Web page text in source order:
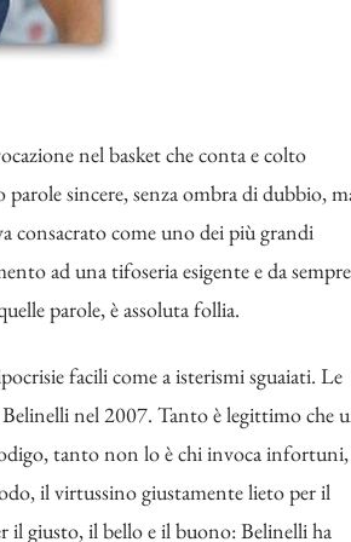
nel basket che conta e colto
sincere, senza ombra di dubbio,
consacrato come uno dei più grandi
ad una tifoseria esigente e da sempre
parole, è assoluta follia.
facili come a isterismi sguaiati. Le
nel 2007. Tanto è legittimo che
tanto non lo è chi invoca infortuni,
il virtussino giustamente lieto per il
il giusto, il bello e il buono: Belinelli ha